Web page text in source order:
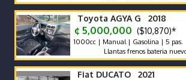
Toyota AGYA G 2018
¢ 5,000,000 ($10,870)*
1000cc | Manual | Gasolina | 5 pas.
Llantas frenos bateria nuevos
Fiat DUCATO 2021